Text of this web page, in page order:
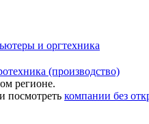
и оргтехника
(производство)
регионе.
посмотреть компании без